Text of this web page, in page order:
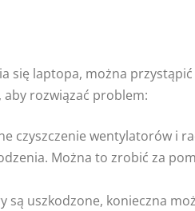
się laptopa, można
rozwiązać problem:
czyszczenie wentylatorów i
Można to zrobić za
są uszkodzone, konieczna